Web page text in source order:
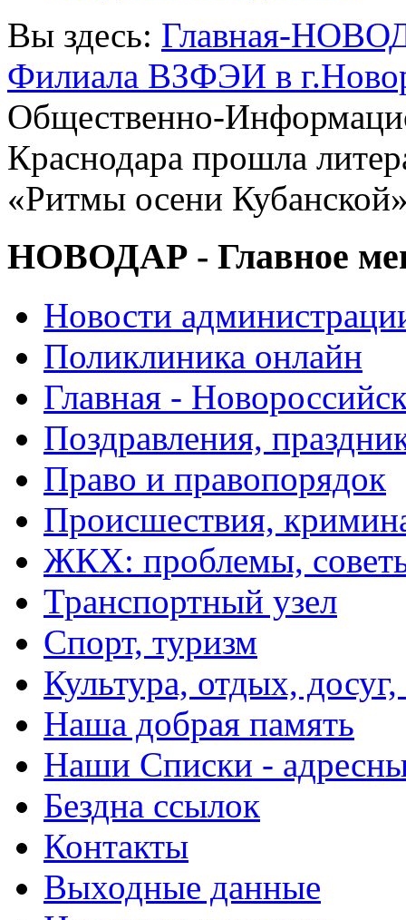
Вы здесь: Главная-
Филиала ВЗФЭИ в
Общественно-
Краснодара прошла
«Ритмы осени
НОВОДАР - Главное
Новости
Поликлиника онлайн
Главная -
Поздравления,
Право и правопорядок
Происшествия,
ЖКХ: проблемы,
Транспортный узел
Спорт, туризм
Культура, отдых,
Наша добрая память
Наши Списки -
Бездна ссылок
Контакты
Выходные данные